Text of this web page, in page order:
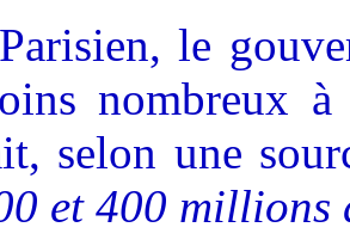
le
nombreux
selon une
et 400 millions